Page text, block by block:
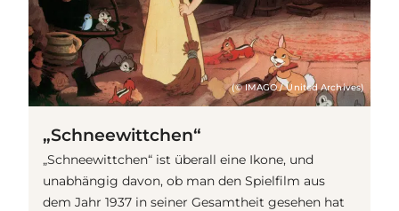
(© IMAGO / United Archives)
„Schneewittchen“
„Schneewittchen“ ist überall eine Ikone, und
unabhängig davon, ob man den Spielfilm aus
dem Jahr 1937 in seiner Gesamtheit gesehen hat